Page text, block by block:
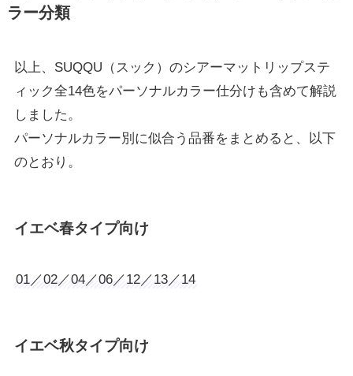
ラー分類
以上、SUQQU（スック）のシアーマットリップステ
ィック全14色をパーソナルカラー仕分けも含めて解説
しました。
パーソナルカラー別に似合う品番をまとめると、以下
のとおり。
イエベ春タイプ向け
01／02／04／06／12／13／14
イエベ秋タイプ向け